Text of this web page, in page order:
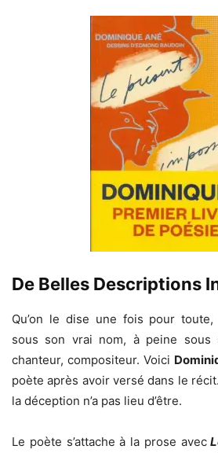
De Belles Descriptions
Qu’on le dise une fois pour toute,
sous son vrai nom, à peine sous
chanteur, compositeur. Voici
poète après avoir versé dans le
la déception n’a pas lieu d’être.
Le poète s’attache à la prose avec